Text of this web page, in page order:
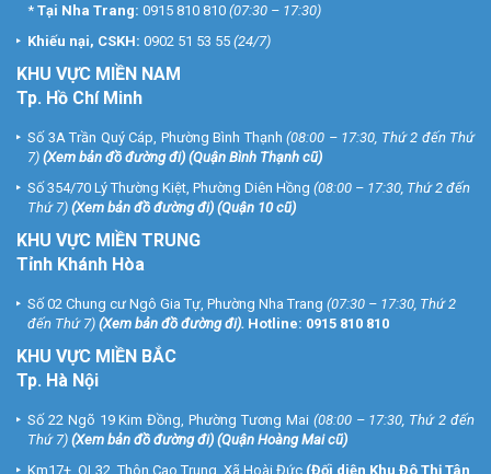
* Tại Nha Trang: 0915 810 810 (07:30 – 17:30)
Khiếu nại, CSKH: 0902 51 53 55 (24/7)
KHU VỰC MIỀN NAM
Tp. Hồ Chí Minh
Số 3A Trần Quý Cáp, Phường Bình Thạnh (08:00 – 17:30, Thứ 2 đến Thứ
7) (Xem bản đồ đường đi) (Quận Bình Thạnh cũ)
Số 354/70 Lý Thường Kiệt, Phường Diên Hồng (08:00 – 17:30, Thứ 2 đến
Thứ 7) (Xem bản đồ đường đi) (Quận 10 cũ)
KHU VỰC MIỀN TRUNG
Tỉnh Khánh Hòa
Số 02 Chung cư Ngô Gia Tự, Phường Nha Trang (07:30 – 17:30, Thứ 2
đến Thứ 7) (Xem bản đồ đường đi). Hotline: 0915 810 810
KHU VỰC MIỀN BẮC
Tp. Hà Nội
Số 22 Ngõ 19 Kim Đồng, Phường Tương Mai (08:00 – 17:30, Thứ 2 đến
Thứ 7) (Xem bản đồ đường đi) (Quận Hoàng Mai cũ)
Km17+, QL32, Thôn Cao Trung, Xã Hoài Đức (Đối diện Khu Đô Thị Tân